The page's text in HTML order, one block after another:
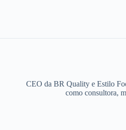
CEO da BR Quality e Estilo
como consultora,